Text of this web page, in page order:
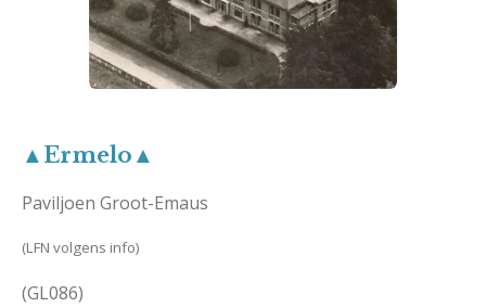
▲Ermelo▲
Paviljoen Groot-Emaus
(LFN volgens info)
(GL086)